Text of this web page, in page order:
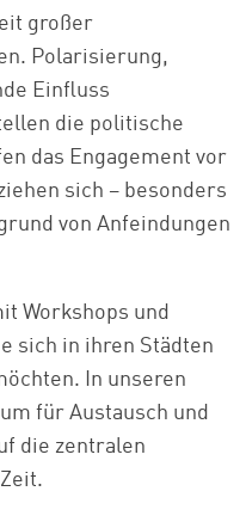
großer
Polarisierung,
Einfluss
die politische
das Engagement vor
sich – besonders
von Anfeindungen
Workshops und
sich in ihren Städten
In unseren
für Austausch und
die zentralen